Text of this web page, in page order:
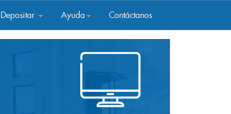
Depositar Ayuda Contáctanos